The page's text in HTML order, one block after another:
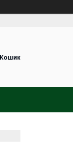
Кошик